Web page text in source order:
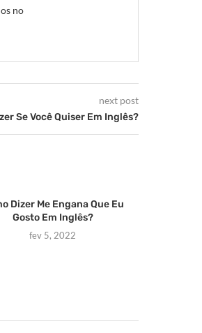
no
next post
Se Você Quiser Em Inglês?
Dizer Me Engana Que Eu
Gosto Em Inglês?
fev 5, 2022